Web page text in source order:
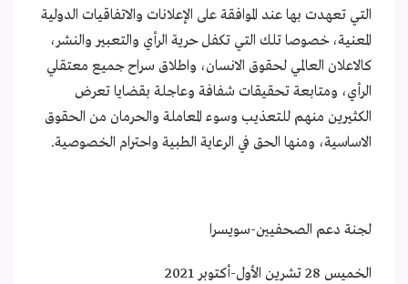
التي تعهدت بها عند الموافقة على الإعلانات والاتفاقيات الدولية
المعنية، خصوصا تلك التي تكفل حرية الرأي والتعبير والنشر،
كالاعلان العالمي لحقوق الانسان، واطلاق سراح جميع معتقلي
الرأي، ومتابعة تحقيقات شفافة وعاجلة بقضايا تعرض
الكثيرين منهم للتعذيب وسوء المعاملة والحرمان من الحقوق
الاساسية، ومنها الحق في الرعاية الطبية واحترام الخصوصية.
لجنة دعم الصحفيين-سويسرا
الخميس 28 تشرين الأول-أكتوبر 2021